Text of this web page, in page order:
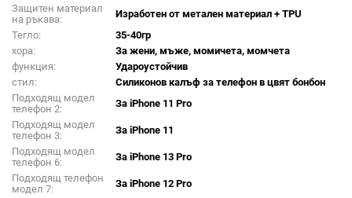
Защитен материал
на ръкава:
Изработен от метален материал + TPU
Тегло:
35-40гр
хора:
За жени, мъже, момичета, момчета
функция:
Удароустойчив
стил:
Силиконов калъф за телефон в цвят бонбон
Подходящ модел
телефон 2:
За iPhone 11 Pro
Подходящ модел
телефон 3:
За iPhone 11
Подходящ модел
телефон 6:
За iPhone 13 Pro
Подходящ телефон
модел 7:
За iPhone 12 Pro